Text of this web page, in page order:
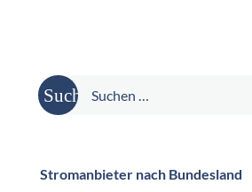
Suche
nach:
Stromanbieter nach Bundesland